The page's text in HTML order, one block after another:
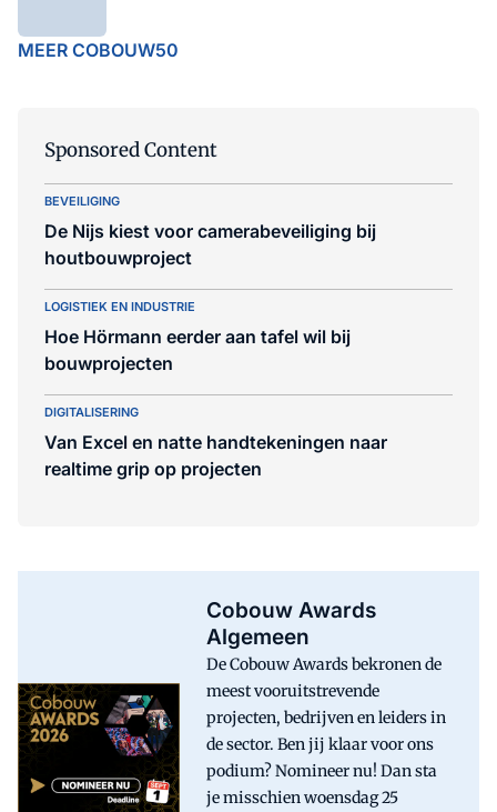
MEER COBOUW50
Sponsored Content
BEVEILIGING
De Nijs kiest voor camerabeveiliging bij
houtbouwproject
LOGISTIEK EN INDUSTRIE
Hoe Hörmann eerder aan tafel wil bij
bouwprojecten
DIGITALISERING
Van Excel en natte handtekeningen naar
realtime grip op projecten
Cobouw Awards
Algemeen
De Cobouw Awards bekronen de
meest vooruitstrevende
projecten, bedrijven en leiders in
de sector. Ben jij klaar voor ons
podium? Nomineer nu! Dan sta
je misschien woensdag 25